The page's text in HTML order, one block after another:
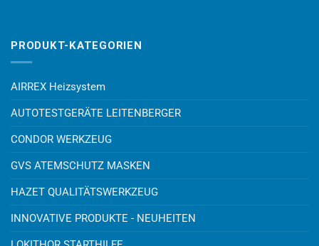
PRODUKT-KATEGORIEN
AIRREX Heizsystem
AUTOTESTGERÄTE LEITENBERGER
CONDOR WERKZEUG
GVS ATEMSCHUTZ MASKEN
HAZET QUALITÄTSWERKZEUG
INNOVATIVE PRODUKTE - NEUHEITEN